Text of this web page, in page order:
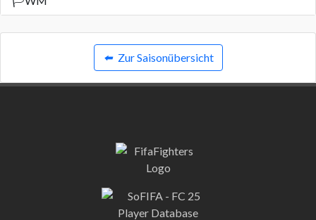
⬅️ Zur Saisonübersicht